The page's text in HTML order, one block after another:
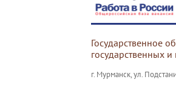
Государственное
государственных
г. Мурманск, ул.